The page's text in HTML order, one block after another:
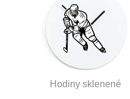
Hodiny sklenené